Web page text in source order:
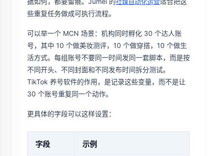
些重复任务做成可执行流程。
可以举一个 MCN 场景：机构同时孵化 30 个达人账
号，其中 10 个做美妆测评，10 个做穿搭，10 个做生
活方式。每组账号不要同一时间发同一套脚本，而是按
不同开头、不同封面和不同发布时间拆分测试。
TikTok 养号软件的作用，是记录这些变量，而不是让
30 个账号重复同一个动作。
更具体的字段可以这样设置：
字段 示例